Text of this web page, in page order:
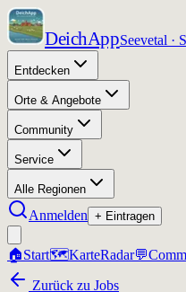
DeichAppSeevetal ·
Entdecken
Orte & Angebote
Community
Service
Alle Regionen
Anmelden + Eintragen
🏠Start🗺️KarteRadar💬
Zurück zu Jobs